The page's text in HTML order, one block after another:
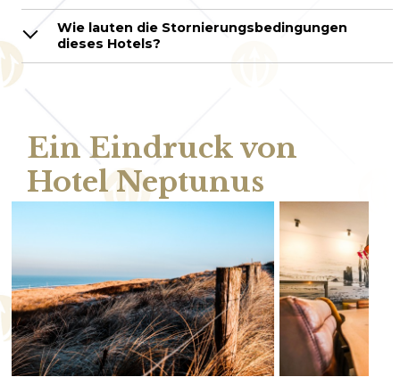
Wie lauten die Stornierungsbedingungen
dieses Hotels?
Ein Eindruck von
Hotel Neptunus